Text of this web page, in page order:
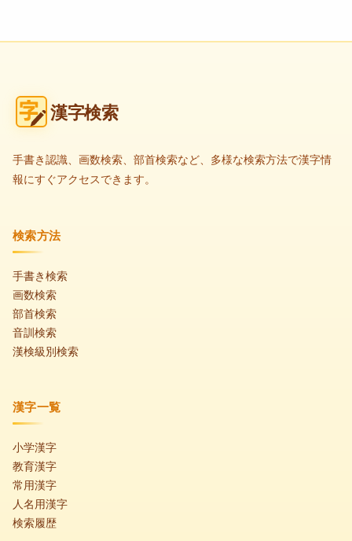
漢字検索
手書き認識、画数検索、部首検索など、多様な検索方法で漢字情
報にすぐアクセスできます。
検索方法
手書き検索
画数検索
部首検索
音訓検索
漢検級別検索
漢字一覧
小学漢字
教育漢字
常用漢字
人名用漢字
検索履歴